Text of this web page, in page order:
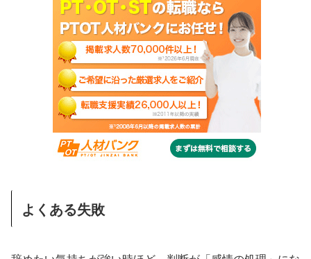
よくある失敗